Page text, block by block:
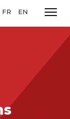
Sélectionnez votre
FR EN